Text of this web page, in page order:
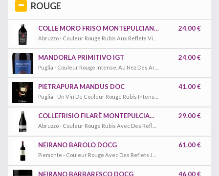
ROUGE
COLLE MORO FRISO MONTEPULCIANO DOC 24.00 €
MANDORLA PRIMITIVO IGT 24.00 €
PIETRAPURA MANDUS DOC 41.00 €
COLLEFRISIO FILARÈ MONTEPULCIANO BIO DOC 29.00 €
NEIRANO BAROLO DOCG 61.00 €
NEIRANO BARBARESCO DOCG 46.00 €